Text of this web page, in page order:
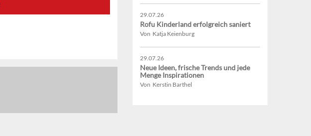
29.07.26
Rofu Kinderland erfolgreich saniert
Von Katja Keienburg
29.07.26
Neue Ideen, frische Trends und jede
Menge Inspirationen
Von Kerstin Barthel